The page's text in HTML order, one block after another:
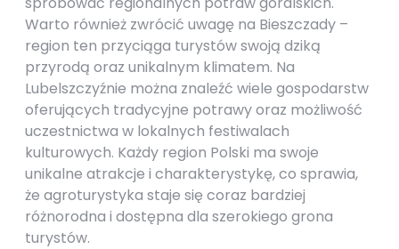
Warto również zwrócić uwagę na Bieszczady –
region ten przyciąga turystów swoją dziką
przyrodą oraz unikalnym klimatem. Na
Lubelszczyźnie można znaleźć wiele gospodarstw
oferujących tradycyjne potrawy oraz możliwość
uczestnictwa w lokalnych festiwalach
kulturowych. Każdy region Polski ma swoje
unikalne atrakcje i charakterystykę, co sprawia,
że agroturystyka staje się coraz bardziej
różnorodna i dostępna dla szerokiego grona
turystów.